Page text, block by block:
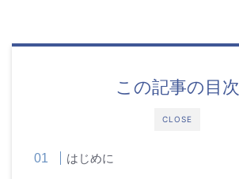
CLOSE
この記事の目次
はじめに